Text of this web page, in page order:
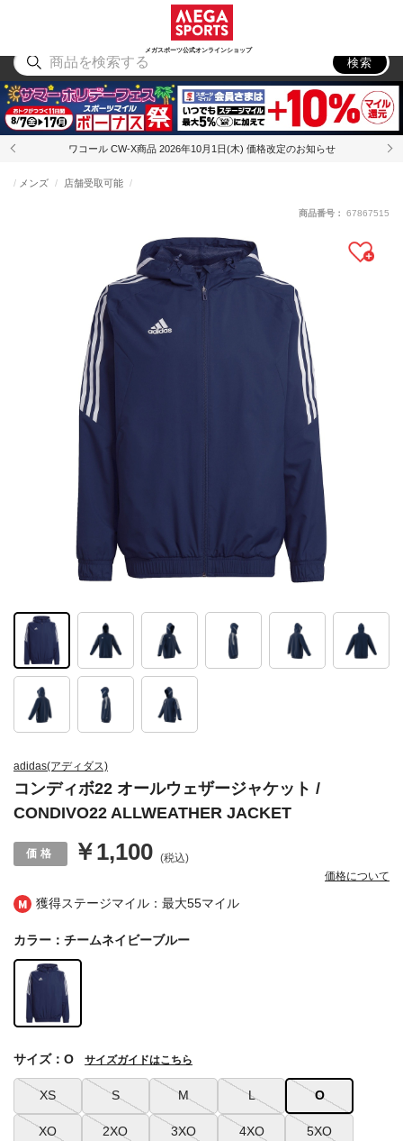
メガスポーツ公式オンラインショップ
アウトドア
検索
ワコール CW-X商品 2026年10月1日(木) 価格改定のお知らせ
獲得ステージマイル：最大55マイル
adidas(アディダス)
コンディボ22 オールウェザージャケット /
CONDIVO22 ALLWEATHER JACKET
メンズ 店舗受取可能
￥1,100 (税込)
価格について
商品番号： 67867515
カラー：チームネイビーブルー
XS S M L O
XO 2XO 3XO 4XO 5XO
サイズ：O サイズガイドはこちら